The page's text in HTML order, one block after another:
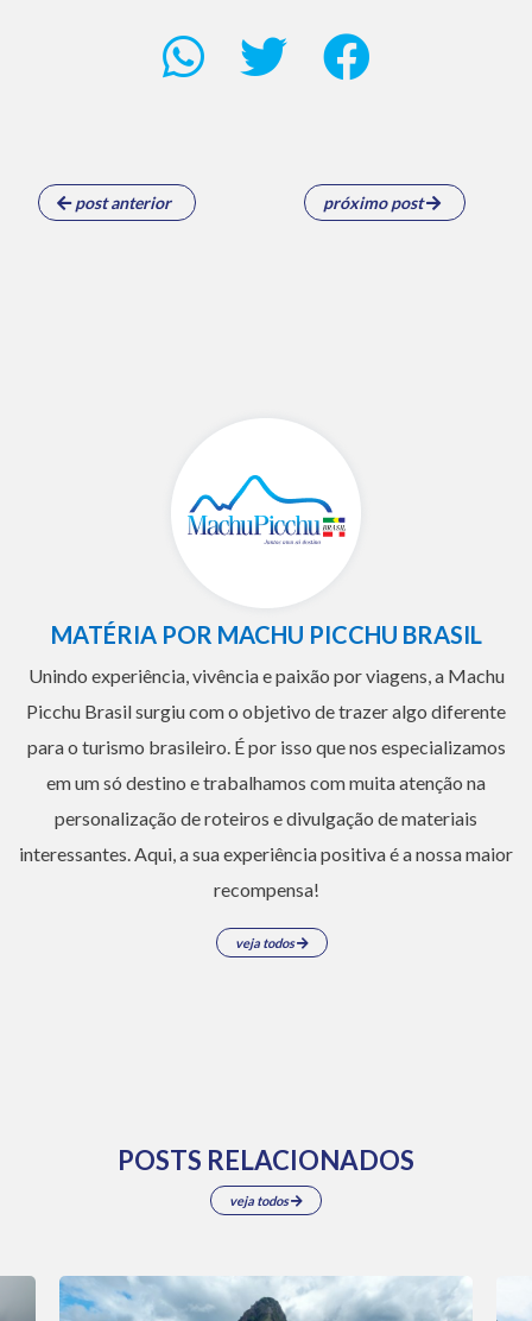
post anterior próximo post
MATÉRIA POR MACHU PICCHU BRASIL
Unindo experiência, vivência e paixão por viagens, a Machu
Picchu Brasil surgiu com o objetivo de trazer algo diferente
para o turismo brasileiro. É por isso que nos especializamos
em um só destino e trabalhamos com muita atenção na
personalização de roteiros e divulgação de materiais
interessantes. Aqui, a sua experiência positiva é a nossa maior
recompensa!
veja todos
POSTS RELACIONADOS
veja todos